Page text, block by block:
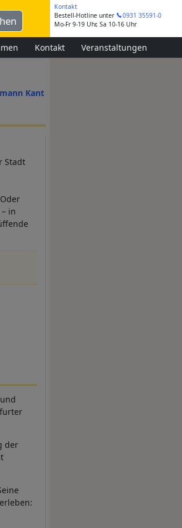
Kontakt
Bestell-Hotline unter
0931 35591-0
Mo-Fr 9-19 Uhr, Sa 10-16 Uhr
Kontakt Veranstaltungen
Kant
Stadt
in
der